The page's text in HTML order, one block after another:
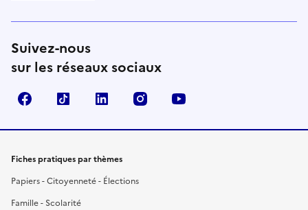
Suivez-nous
sur les réseaux sociaux
FacebookTikTok LinkedIn Instagram
Fiches pratiques par thèmes
Papiers - Citoyenneté - Élections
Famille - Scolarité